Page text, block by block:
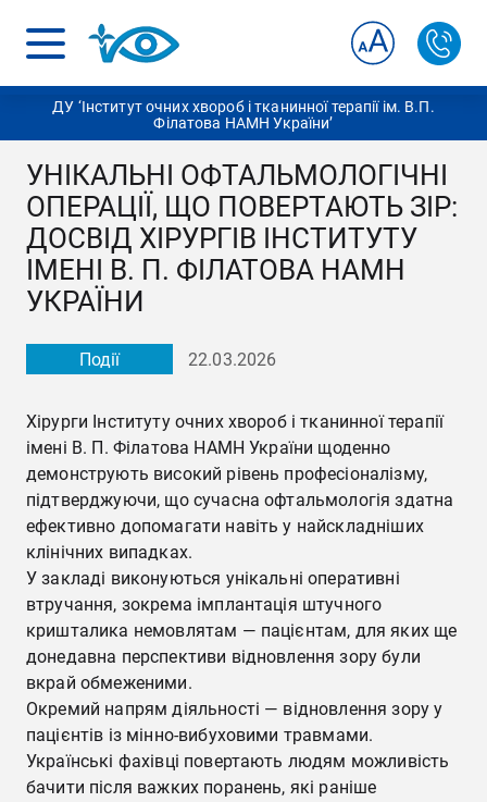
ДУ ‘Інститут очних хвороб і тканинної терапії ім. В.П.
Філатова НАМН України’
УНІКАЛЬНІ ОФТАЛЬМОЛОГІЧНІ
ОПЕРАЦІЇ, ЩО ПОВЕРТАЮТЬ ЗІР:
ДОСВІД ХІРУРГІВ ІНСТИТУТУ
ІМЕНІ В. П. ФІЛАТОВА НАМН
УКРАЇНИ
Події 22.03.2026
Хірурги Інституту очних хвороб і тканинної терапії
імені В. П. Філатова НАМН України щоденно
демонструють високий рівень професіоналізму,
підтверджуючи, що сучасна офтальмологія здатна
ефективно допомагати навіть у найскладніших
клінічних випадках.
У закладі виконуються унікальні оперативні
втручання, зокрема імплантація штучного
кришталика немовлятам — пацієнтам, для яких ще
донедавна перспективи відновлення зору були
вкрай обмеженими.
Окремий напрям діяльності — відновлення зору у
пацієнтів із мінно-вибуховими травмами.
Українські фахівці повертають людям можливість
бачити після важких поранень, які раніше